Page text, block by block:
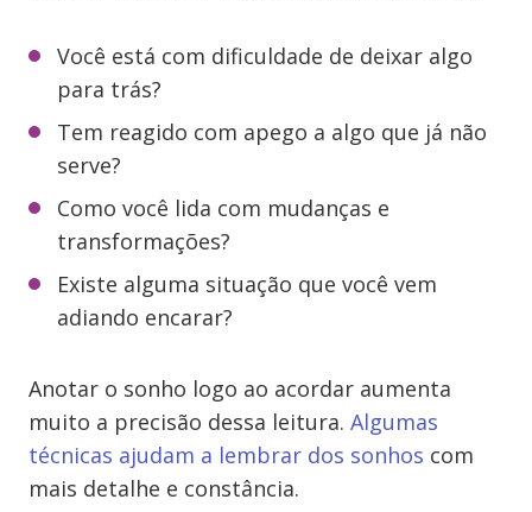
Você está com dificuldade de deixar algo
para trás?
Tem reagido com apego a algo que já não
serve?
Como você lida com mudanças e
transformações?
Existe alguma situação que você vem
adiando encarar?
Anotar o sonho logo ao acordar aumenta
muito a precisão dessa leitura. Algumas
técnicas ajudam a lembrar dos sonhos com
mais detalhe e constância.